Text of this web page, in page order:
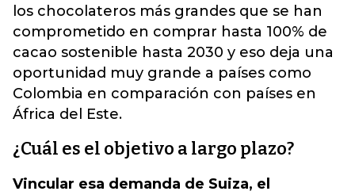
los chocolateros más grandes que se han
comprometido en comprar hasta 100% de
cacao sostenible hasta 2030 y eso deja una
oportunidad muy grande a países como
Colombia en comparación con países en
África del Este.
¿Cuál es el objetivo a largo plazo?
Vincular esa demanda de Suiza, el